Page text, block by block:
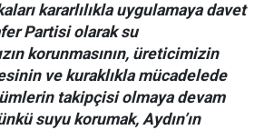
kararlılıkla uygulamaya davet
Partisi olarak su
korunmasının, üreticimizin
ve kuraklıkla mücadelede
takipçisi olmaya devam
suyu korumak, Aydın’ın